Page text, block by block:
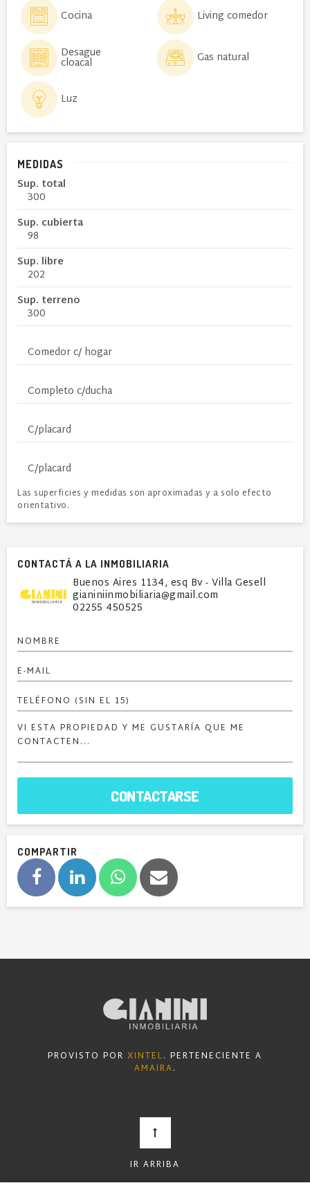
Cocina Living comedor
Desague
cloacal Gas natural
Luz
MEDIDAS
Sup. total
300
Sup. cubierta
98
Sup. libre
202
Sup. terreno
300
Comedor c/ hogar
Completo c/ducha
C/placard
C/placard
Las superficies y medidas son aproximadas y a solo efecto
orientativo.
CONTACTÁ A LA INMOBILIARIA
Buenos Aires 1134, esq Bv - Villa Gesell
gianiniinmobiliaria@gmail.com
02255 450525
CONTACTARSE
COMPARTIR
PROVISTO POR XINTEL. PERTENECIENTE A
AMAIRA.
IR ARRIBA